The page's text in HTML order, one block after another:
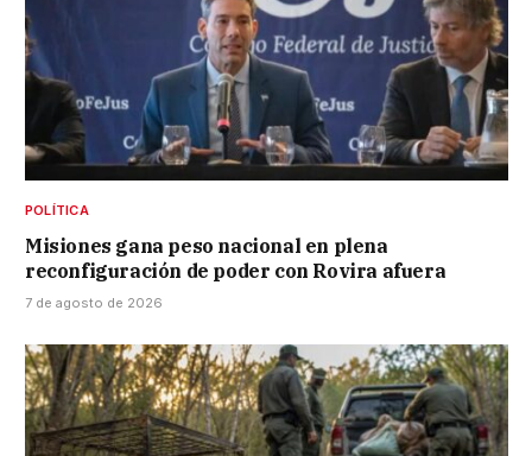
POLÍTICA
Misiones gana peso nacional en plena
reconfiguración de poder con Rovira afuera
7 de agosto de 2026